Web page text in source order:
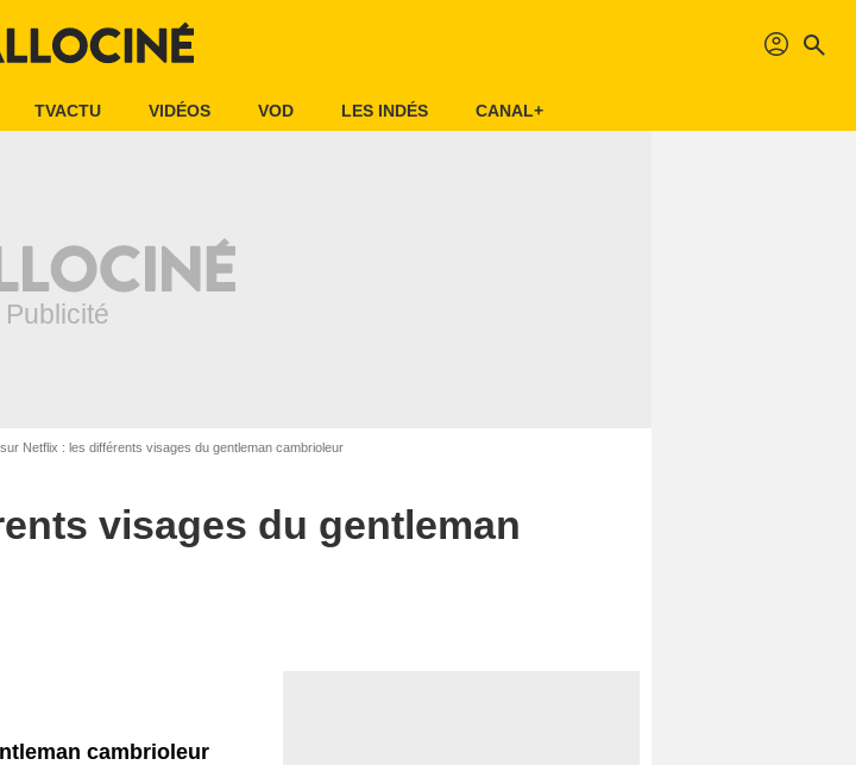
profil search
TVACTU VIDÉOS VOD LES INDÉS CANAL+
Netflix : les différents visages du gentleman cambrioleur
visages du gentleman
cet article
cambrioleur